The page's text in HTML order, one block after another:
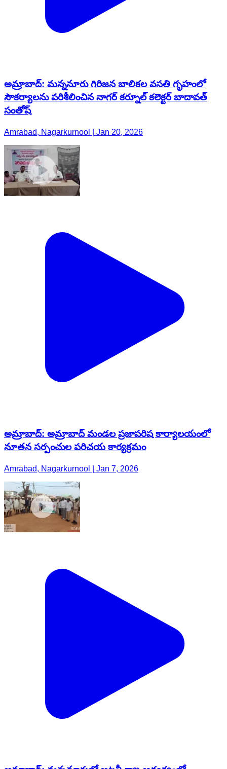
అమ్రాబాద్: మన్ననూరు గిరిజన బాలికల వసతి గృహంలో
సౌకర్యాలను పరిశీలించిన నాగర్ కర్నూల్ కలెక్టర్ బాదావత్
సంతోష్
Amrabad, Nagarkurnool | Jan 20, 2026
అమ్రాబాద్: అమ్రాబాద్ మండల ప్రజాపరిష కార్యాలయంలో
నూతన సర్పంచుల పరిచయ కార్యక్రమం
Amrabad, Nagarkurnool | Jan 7, 2026